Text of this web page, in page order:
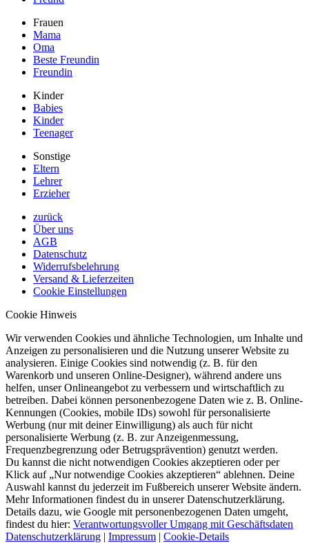
Frauen
Mama
Oma
Beste Freundin
Freundin
Kinder
Babies
Kinder
Teenager
Sonstige
Eltern
Lehrer
Erzieher
zurück
Über uns
AGB
Datenschutz
Widerrufsbelehrung
Versand & Lieferzeiten
Cookie Einstellungen
Cookie Hinweis
Wir verwenden Cookies und ähnliche Technologien, um Inhalte und
Anzeigen zu personalisieren und die Nutzung unserer Website zu
analysieren. Einige Cookies sind notwendig (z. B. für den
Warenkorb und unseren Online-Designer), während andere uns
helfen, unser Onlineangebot zu verbessern und wirtschaftlich zu
betreiben. Dabei können personenbezogene Daten wie z. B. Online-
Kennungen (Cookies, mobile IDs) sowohl für personalisierte
Werbung (nur mit deiner Einwilligung) als auch für nicht
personalisierte Werbung (z. B. zur Anzeigenmessung,
Frequenzbegrenzung oder Betrugsprävention) genutzt werden.
Du kannst die nicht notwendigen Cookies akzeptieren oder per
Klick auf „Nur notwendige Cookies akzeptieren“ ablehnen. Deine
Auswahl kannst du jederzeit im Fußbereich unserer Website ändern.
Mehr Informationen findest du in unserer Datenschutzerklärung.
Details dazu, wie Google mit personenbezogenen Daten umgeht,
findest du hier: Verantwortungsvoller Umgang mit Geschäftsdaten
Datenschutzerklärung | Impressum | Cookie-Details